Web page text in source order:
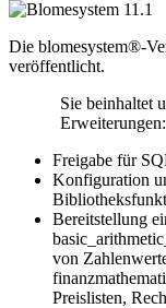
Die blomesystem®-
veröffentlicht.
Sie beinhaltet
Erweiterungen:
Freigabe für
Konfiguration
Bereitstellung
von
Preislisten,